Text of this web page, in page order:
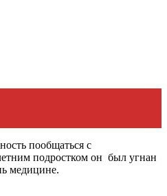
пообщаться с
подростком он был угнан
медицине.